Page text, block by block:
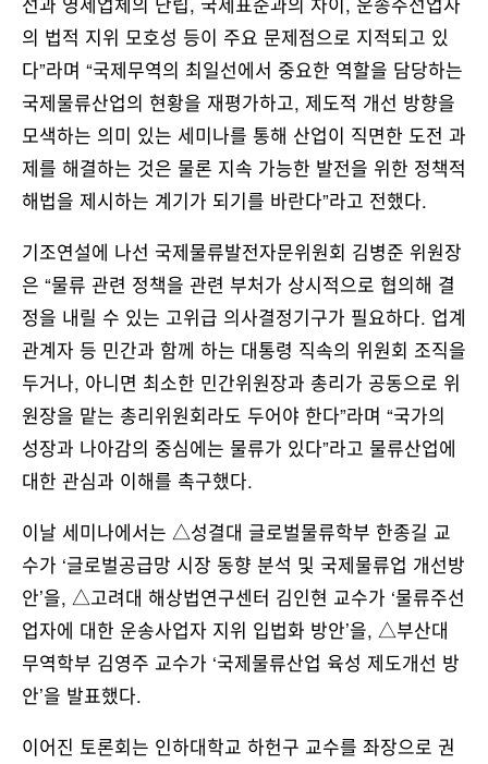
의 법적 지위 모호성 등이 주요 문제점으로 지적되고 있
다”라며 “국제무역의 최일선에서 중요한 역할을 담당하는
국제물류산업의 현황을 재평가하고, 제도적 개선 방향을
모색하는 의미 있는 세미나를 통해 산업이 직면한 도전 과
제를 해결하는 것은 물론 지속 가능한 발전을 위한 정책적
해법을 제시하는 계기가 되기를 바란다”라고 전했다.
기조연설에 나선 국제물류발전자문위원회 김병준 위원장
은 “물류 관련 정책을 관련 부처가 상시적으로 협의해 결
정을 내릴 수 있는 고위급 의사결정기구가 필요하다. 업계
관계자 등 민간과 함께 하는 대통령 직속의 위원회 조직을
두거나, 아니면 최소한 민간위원장과 총리가 공동으로 위
원장을 맡는 총리위원회라도 두어야 한다”라며 “국가의
성장과 나아감의 중심에는 물류가 있다”라고 물류산업에
대한 관심과 이해를 촉구했다.
이날 세미나에서는 △성결대 글로벌물류학부 한종길 교
수가 ‘글로벌공급망 시장 동향 분석 및 국제물류업 개선방
안’을, △고려대 해상법연구센터 김인현 교수가 ‘물류주선
업자에 대한 운송사업자 지위 입법화 방안’을, △부산대
무역학부 김영주 교수가 ‘국제물류산업 육성 제도개선 방
안’을 발표했다.
이어진 토론회는 인하대학교 하헌구 교수를 좌장으로 권